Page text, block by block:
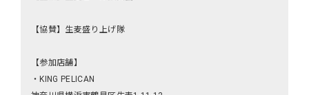
【協賛】生麦盛り上げ隊
【参加店舗】
・KING PELICAN